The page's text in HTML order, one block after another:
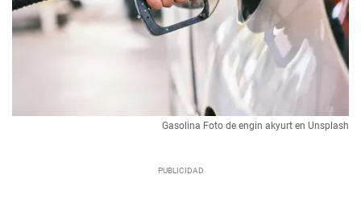
Gasolina Foto de engin akyurt en Unsplash